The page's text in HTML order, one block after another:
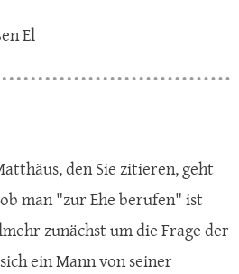
El
den Sie zitieren, geht
man "zur Ehe berufen" ist
zunächst um die Frage der
ein Mann von seiner